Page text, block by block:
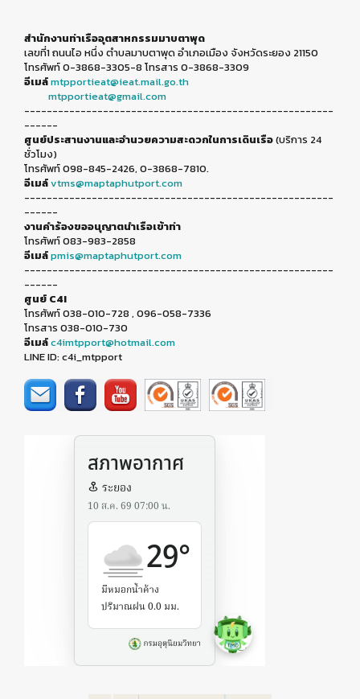
สำนักงานท่าเรืออุตสาหกรรมมาบตาพุด
เลขที่1 ถนนไอ หนึ่ง ตำบลมาบตาพุด อำเภอเมือง จังหวัดระยอง 21150
โทรศัพท์ 0-3868-3305-8 โทรสาร 0-3868-3309
อีเมล์mtpportieat@ieat.mail.go.th
mtpportieat@gmail.com
-------------------------------------------------------
------
ศูนย์ประสานงานและอำนวยความสะดวกในการเดินเรือ(บริการ 24
ชั่วโมง)
โทรศัพท์ 098-845-2426, 0-3868-7810.
อีเมล์vtms@maptaphutport.com
-------------------------------------------------------
------
งานคำร้องขออนุญาตนำเรือเข้าท่า
โทรศัพท์ 083-983-2858
อีเมล์pmis@maptaphutport.com
-------------------------------------------------------
------
ศูนย์ C4I
โทรศัพท์ 038-010-728 , 096-058-7336
โทรสาร 038-010-730
อีเมล์c4imtpport@hotmail.com
LINE ID: c4i_mtpport